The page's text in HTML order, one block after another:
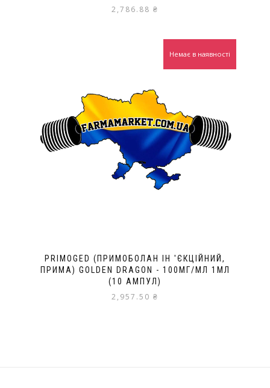
2,786.88 ₴
PRIMOGED (ПРИМОБОЛАН ІН 'ЄКЦІЙНИЙ,
ПРИМА) GOLDEN DRAGON - 100МГ/МЛ 1МЛ
(10 АМПУЛ)
2,957.50 ₴
Немає в наявності